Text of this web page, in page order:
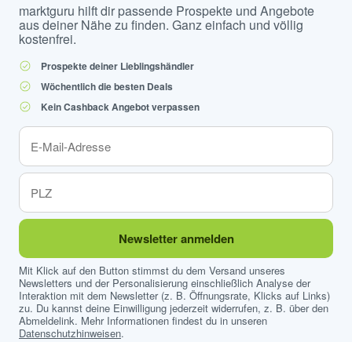
marktguru hilft dir passende Prospekte und Angebote
aus deiner Nähe zu finden. Ganz einfach und völlig
kostenfrei.
Prospekte deiner Lieblingshändler
Wöchentlich die besten Deals
Kein Cashback Angebot verpassen
Newsletter anmelden
Mit Klick auf den Button stimmst du dem Versand unseres
Newsletters und der Personalisierung einschließlich Analyse der
Interaktion mit dem Newsletter (z. B. Öffnungsrate, Klicks auf Links)
zu. Du kannst deine Einwilligung jederzeit widerrufen, z. B. über den
Abmeldelink. Mehr Informationen findest du in unseren
Datenschutzhinweisen.